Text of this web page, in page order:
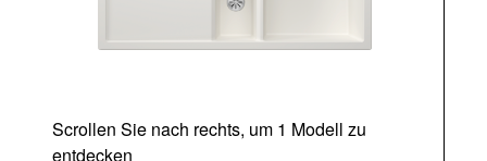
Scrollen Sie nach rechts, um 1 Modell zu
entdecken